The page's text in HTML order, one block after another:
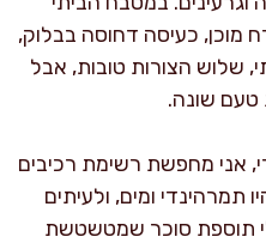
מוכן, כעיסה דחוסה בבלוק,
שלוש הצורות טובות, אבל
טעם שונה.
אני מחפשת רשימת רכיבים
תמרהינדי ומים, ולעיתים
תוספת סוכר שמטשטשת